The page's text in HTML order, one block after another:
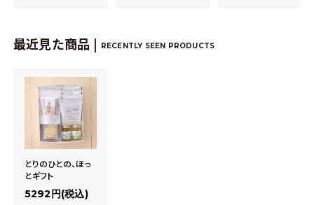
最近見た商品 | RECENTLY SEEN PRODUCTS
とりのひとの、ほっ
とギフト
5292円(税込)